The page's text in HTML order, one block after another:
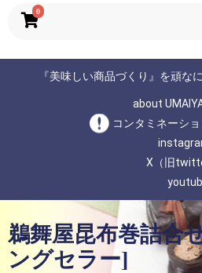
0
『美味しい商品づくり』を頑な
about
コンタミネーシ
X（旧
鵜舞屋昆布巻詰合
ングセラー]